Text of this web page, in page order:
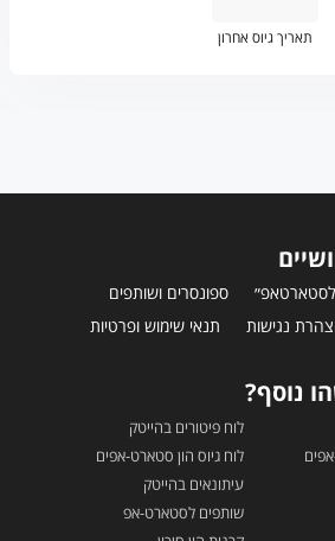
תאריך גיוס אחרון
ספונסרים ושותפים
נגישות תנאי שימוש ופרטיות
נוסף?
לוח פיטורים בהייטק
לוח גיוס הון סטארט-אפים
עיתונאים בהייטק
שותפים לסטארט-אפ